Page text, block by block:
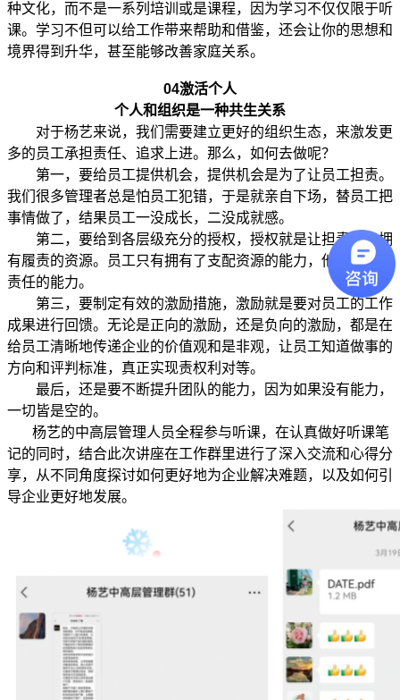
种文化，而不是一系列培训或是课程，因为学习不仅仅限于听
课。学习不但可以给工作带来帮助和借鉴，还会让你的思想和
境界得到升华，甚至能够改善家庭关系。
04激活个人
个人和组织是一种共生关系
对于杨艺来说，我们需要建立更好的组织生态，来激发更
多的员工承担责任、追求上进。那么，如何去做呢？
第一，要给员工提供机会，提供机会是为了让员工担责。
我们很多管理者总是怕员工犯错，于是就亲自下场，替员工把
事情做了，结果员工一没成长，二没成就感。
第二，要给到各层级充分的授权，授权就是让担责的人拥
有履责的资源。员工只有拥有了支配资源的能力，他才有承担
责任的能力。
第三，要制定有效的激励措施，激励就是要对员工的工作
成果进行回馈。无论是正向的激励，还是负向的激励，都是在
给员工清晰地传递企业的价值观和是非观，让员工知道做事的
方向和评判标准，真正实现责权利对等。
最后，还是要不断提升团队的能力，因为如果没有能力，
一切皆是空的。
杨艺的中高层管理人员全程参与听课，在认真做好听课笔
记的同时，结合此次讲座在工作群里进行了深入交流和心得分
享，从不同角度探讨如何更好地为企业解决难题，以及如何引
导企业更好地发展。